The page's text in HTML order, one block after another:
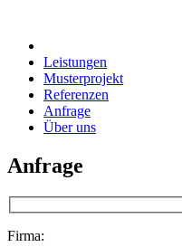
Leistungen
Musterprojekt
Referenzen
Anfrage
Über uns
Anfrage
Firma: